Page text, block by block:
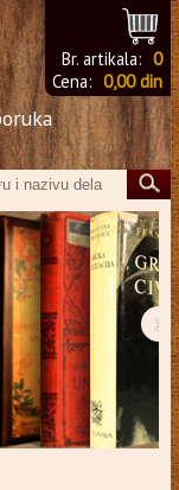
Br. artikala: 0
Cena: 0,00 din
›